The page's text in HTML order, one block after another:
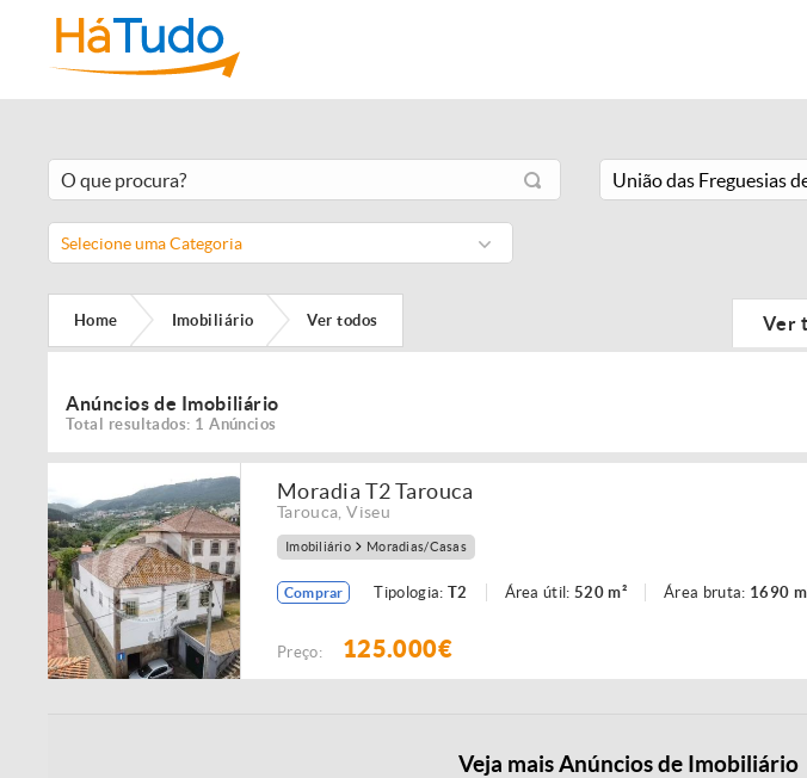
Selecione uma Categoria
Home Imobiliário Ver todos Ver
Anúncios de Imobiliário
Total resultados: 1 Anúncios
Moradia T2 Tarouca
Tarouca ,Viseu
Imobiliário Moradias/Casas
Comprar Tipologia: T2 Área útil:520 m² Área bruta: 1690
Preço: 125.000€
Veja mais Anúncios de Imobiliário